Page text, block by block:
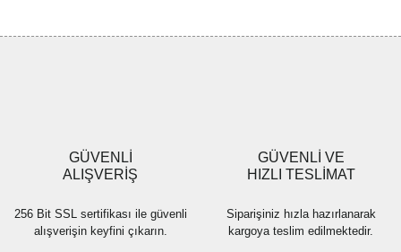
GÜVENLİ
ALIŞVERİŞ
256 Bit SSL sertifikası ile güvenli
alışverişin keyfini çıkarın.
GÜVENLİ VE
HIZLI TESLİMAT
Siparişiniz hızla hazırlanarak
kargoya teslim edilmektedir.